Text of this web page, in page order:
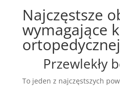
Najczęstsze
wymagające
ortopedycznej
Przewlekły
To jeden z najczęstszych